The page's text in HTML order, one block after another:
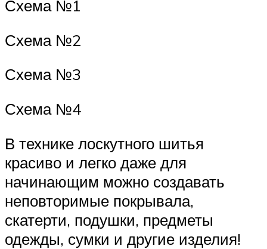
Схема №1
Схема №2
Схема №3
Схема №4
В технике лоскутного шитья
красиво и легко даже для
начинающим можно создавать
неповторимые покрывала,
скатерти, подушки, предметы
одежды, сумки и другие изделия!